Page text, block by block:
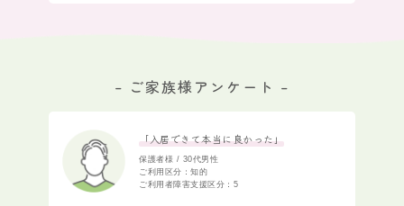
– ご家族様アンケート –
「入居できて本当に良かった」
保護者様 / 30代男性
ご利用区分：知的
ご利用者障害支援区分：5